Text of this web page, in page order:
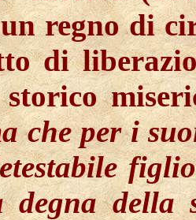
regno di
di
che per i
degna della